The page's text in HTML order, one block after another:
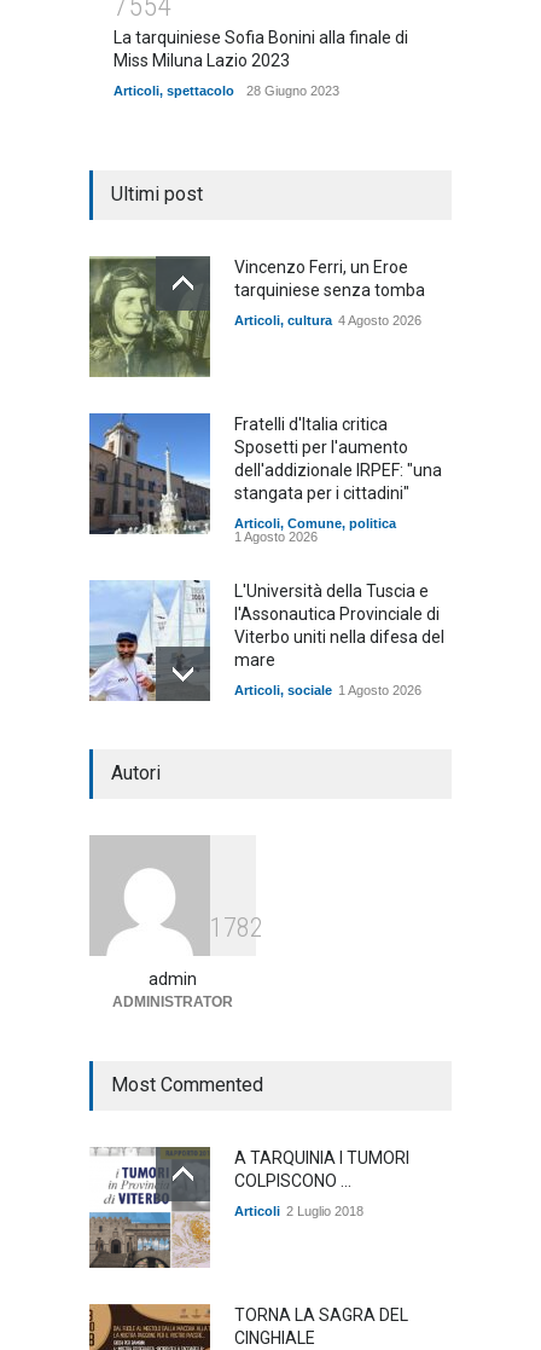
La tarquiniese Sofia Bonini alla finale di
Miss Miluna Lazio 2023
Articoli, spettacolo 28 Giugno 2023
Ultimi post
Vincenzo Ferri, un Eroe
tarquiniese senza tomba
Articoli, cultura 4 Agosto 2026
Fratelli d'Italia critica
Sposetti per l'aumento
dell'addizionale IRPEF: "una
stangata per i cittadini"
Articoli, Comune, politica
1 Agosto 2026
L'Università della Tuscia e
l'Assonautica Provinciale di
Viterbo uniti nella difesa del
mare
Articoli, sociale 1 Agosto 2026
arrivano i pagamenti PAC, la
Autori
1782
admin
ADMINISTRATOR
Most Commented
A TARQUINIA I TUMORI
COLPISCONO ...
Articoli 2 Luglio 2018
TORNA LA SAGRA DEL
CINGHIALE